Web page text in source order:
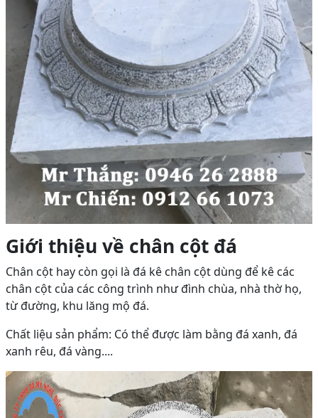
Giới thiệu về chân cột đá
Chân cột hay còn gọi là đá kê chân cột dùng để kê các
chân cột của các công trình như đình chùa, nhà thờ họ,
từ đường, khu lăng mộ đá.
Chất liệu sản phẩm: Có thể được làm bằng đá xanh, đá
xanh rêu, đá vàng....